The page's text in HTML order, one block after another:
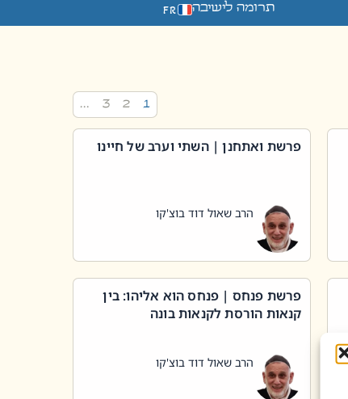
תרומה לישיבה FR
1
2
3
…
פרשת ואתחנן | השתי וערב של חיינו
הרב שאול דוד בוצ'קו
פרשת פנחס | פנחס הוא אליהו: בין
קנאות הורסת לקנאות בונה
הרב שאול דוד בוצ'קו